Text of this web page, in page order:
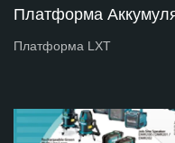
Платформа
Платформа LXT